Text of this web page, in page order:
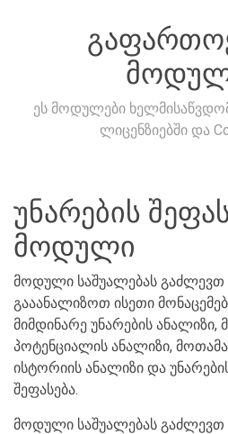
ეს მოდულები
ლიცენზიებში და
უნარების
მოდული
მოდული საშუალებას
გააანალიზოთ ისეთი
მიმდინარე უნარების ანალიზი,
პოტენციალის ანალიზი,
ისტორიის ანალიზი და
შეფასება.
მოდული საშუალებას